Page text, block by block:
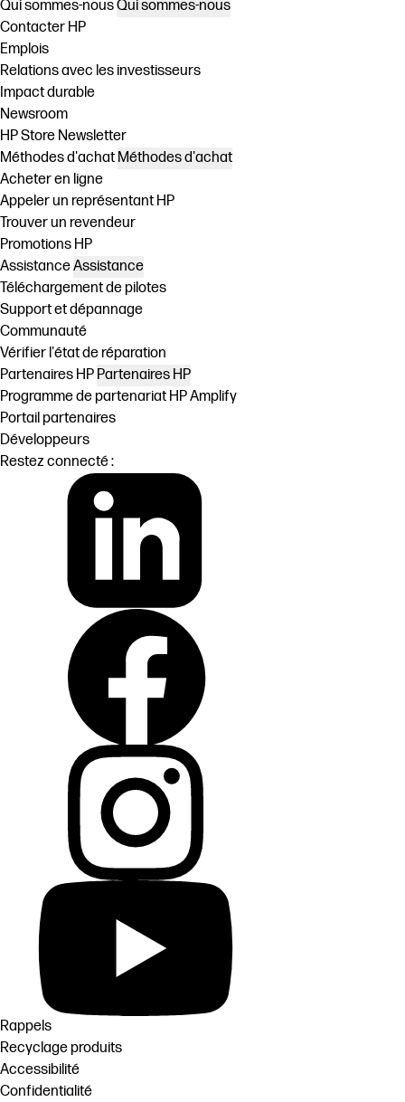
Qui sommes-nousQui sommes-nous
Contacter HP
Emplois
Relations avec les investisseurs
Impact durable
Newsroom
HP Store Newsletter
Méthodes d'achat Méthodes d'achat
Acheter en ligne
Appeler un représentant HP
Trouver un revendeur
Promotions HP
AssistanceAssistance
Téléchargement de pilotes
Support et dépannage
Communauté
Vérifier l'état de réparation
Partenaires HP Partenaires HP
Programme de partenariat HP Amplify
Portail partenaires
Développeurs
Restez connecté :
Rappels
Recyclage produits
Accessibilité
Confidentialité